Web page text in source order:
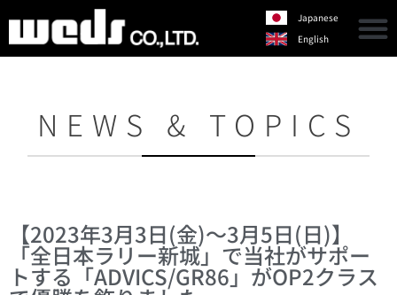
Japanese
English
NEWS & TOPICS
【2023年3月3日(金)〜3月5日(日)】
「全日本ラリー新城」で当社がサポー
トする「ADVICS/GR86」がOP2クラス